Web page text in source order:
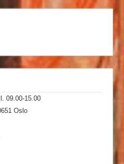
09.00-15.00
Oslo